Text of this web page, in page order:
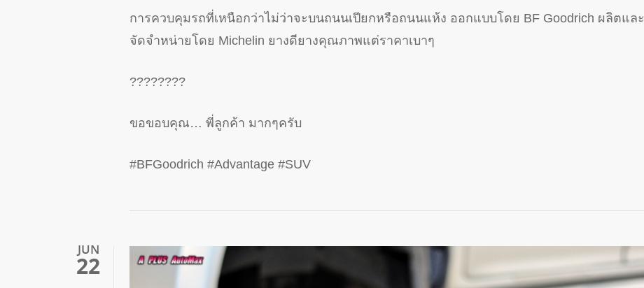
การควบคุมรถที่เหนือกว่าไม่ว่าจะบนถนนเปียกหรือถนนแห้ง ออกแบบโดย BF Goodrich ผลิตและ
จัดจำหน่ายโดย Michelin ยางดียางคุณภาพแต่ราคาเบาๆ
????????
ขอขอบคุณ… พี่ลูกค้า มากๆครับ
#BFGoodrich #Advantage #SUV
JUN
22